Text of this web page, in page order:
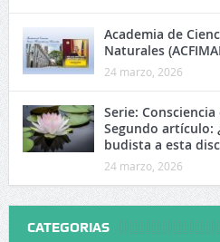
Academia de
Naturales
24 marzo, 2026
Serie:
Segundo artículo:
budista a esta
24 marzo, 2026
CATEGORIAS